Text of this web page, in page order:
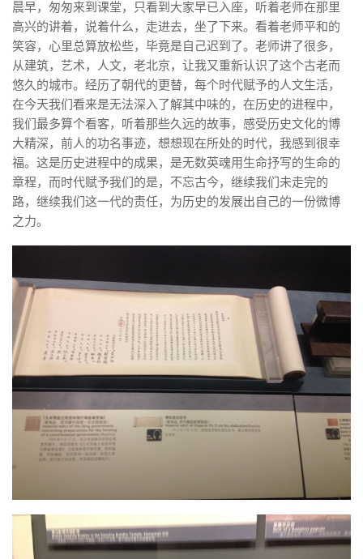
晨早，匆匆来到课堂，只看到大家早已入座，听着老师在那里
高兴的讲着，说着什么，走进去，坐了下来。看着老师平和的
笑容，心里总算放松些，毕竟是自己迟到了。老师讲了很多，
从建筑，艺术，人文，老北京，让我又重新认识了这个古老而
悠久的城市。经历了朝代的更替，每个时代赋予的人文生活，
在今天我们看来是无法深入了解其中味的，在历史的进程中，
我们最多算个看客，听着那些久远的故事，感受历史文化的博
大精深，前人的功名事迹，想想现在所处的时代，我感到很幸
福。这是历史进程中的成果，是无数英魂用生命抒写的生命的
章程，而时代赋予我们的是，不忘古今，继续我们未走完的
路，继续我们这一代的责任，为历史的发展出自己的一份微博
之力。